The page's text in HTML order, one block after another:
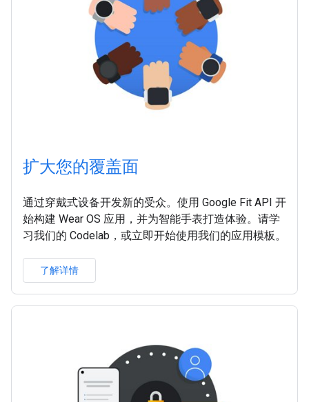
扩大您的覆盖面
通过穿戴式设备开发新的受众。使用 Google Fit API 开
始构建 Wear OS 应用，并为智能手表打造体验。请学
习我们的 Codelab，或立即开始使用我们的应用模板。
了解详情